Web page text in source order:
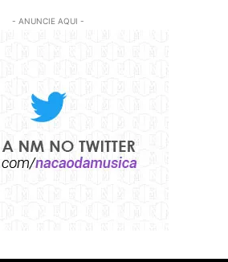
- ANUNCIE AQUI -